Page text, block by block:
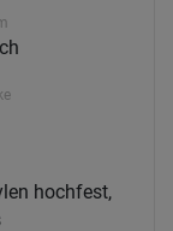
hochfest,